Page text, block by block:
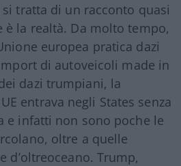
tratta di un racconto quasi
è la realtà. Da molto tempo,
europea pratica dazi
di autoveicoli made in
dazi trumpiani, la
entrava negli States senza
e infatti non sono poche le
oltre a quelle
d’oltreoceano. Trump,